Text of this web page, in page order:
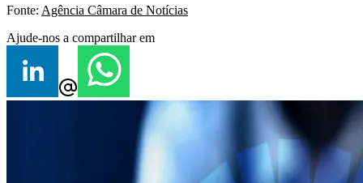
Fonte: Agência Câmara de Notícias
Ajude-nos a compartilhar em